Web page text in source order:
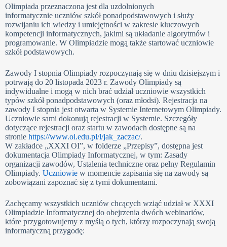
Olimpiada przeznaczona jest dla uzdolnionych
informatycznie uczniów szkół ponadpodstawowych i służy
rozwijaniu ich wiedzy i umiejętności w zakresie kluczowych
kompetencji informatycznych, jakimi są układanie algorytmów i
programowanie. W Olimpiadzie mogą także startować uczniowie
szkół podstawowych.
Zawody I stopnia Olimpiady rozpoczynają się w dniu dzisiejszym i
potrwają do 20 listopada 2023 r. Zawody Olimpiady są
indywidualne i mogą w nich brać udział uczniowie wszystkich
typów szkół ponadpodstawowych (oraz młodsi). Rejestracja na
zawody I stopnia jest otwarta w Systemie Internetowym Olimpiady.
Uczniowie sami dokonują rejestracji w Systemie. Szczegóły
dotyczące rejestracji oraz startu w zawodach dostępne są na
stronie https://www.oi.edu.pl/l/jak_zaczac/.
W zakładce „XXXI OI”, w folderze „Przepisy”, dostępna jest
dokumentacja Olimpiady Informatycznej, w tym: Zasady
organizacji zawodów, Ustalenia techniczne oraz pełny Regulamin
Olimpiady. Uczniowie w momencie zapisania się na zawody są
zobowiązani zapoznać się z tymi dokumentami.
Zachęcamy wszystkich uczniów chcących wziąć udział w XXXI
Olimpiadzie Informatycznej do obejrzenia dwóch webinariów,
które przygotowujemy z myślą o tych, którzy rozpoczynają swoją
informatyczną przygodę: